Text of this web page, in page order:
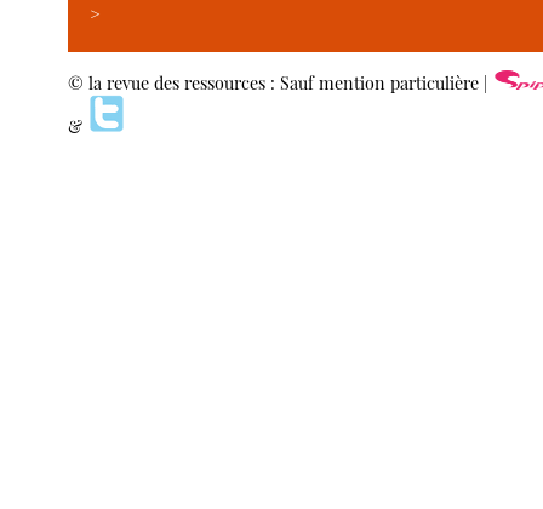
>
© la revue des ressources : Sauf mention particulière |
&